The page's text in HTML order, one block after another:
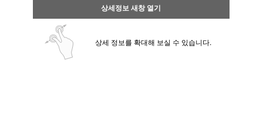
상세정보 새창 열기
상세 정보를 확대해 보실 수 있습니다.